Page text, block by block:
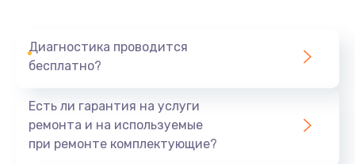
Заказать
Диагностика проводится
бесплатно?
Есть ли гарантия на услуги
ремонта и на используемые
при ремонте комплектующие?